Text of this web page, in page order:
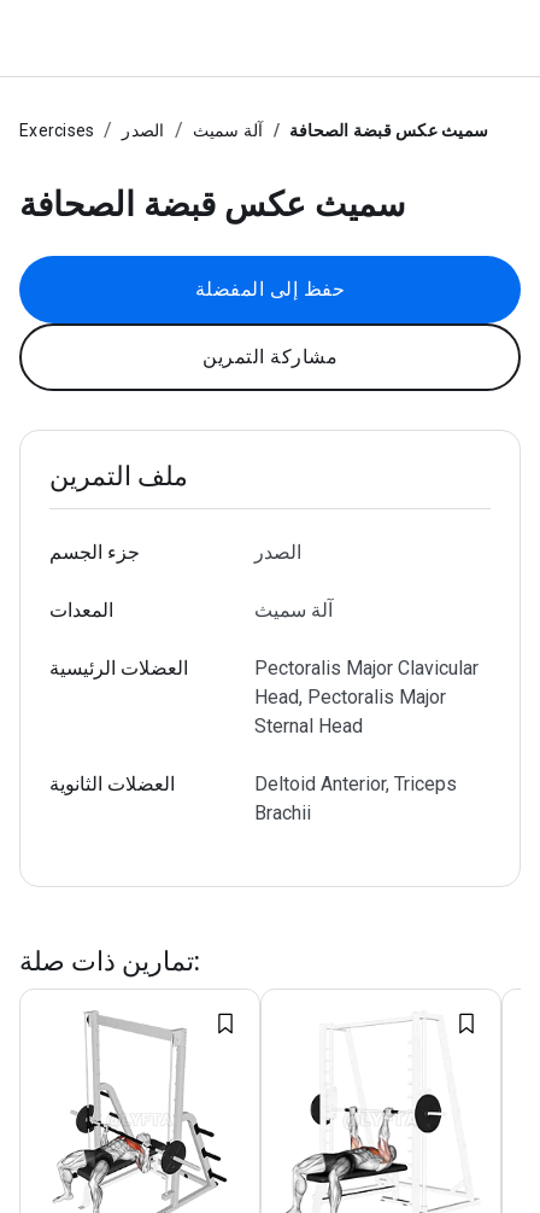
Exercises الصدر آلة سميث سميث عكس قبضة الصحافة
سميث عكس قبضة الصحافة
حفظ إلى المفضلة
مشاركة التمرين
ملف التمرين
جزء الجسم الصدر
المعدات آلة سميث
العضلات الرئيسية
Pectoralis Major Clavicular
Head, Pectoralis Major
Sternal Head
العضلات الثانوية
Deltoid Anterior, Triceps
Brachii
تمارين ذات صلة: